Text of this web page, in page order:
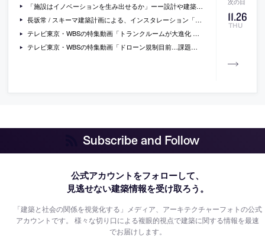
11.26
THU
「施設はイノベーションを生み出せるか」ーー設計や建築について「ビジネス」という視点で学ぶことができる書籍『施設参謀』プレビュー（1）
長坂常 / スキーマ建築計画による、インスタレーション「boingboing」
テレビ東京・WBSの特集動画「トランクルームが大進化 そのワケは…」
テレビ東京・WBSの特集動画「ドローン規制目前…課題は！？」
Subscribe and Follow
公式アカウントをフォローして、
見逃せない建築情報を受け取ろう。
「建築と社会の関係を視覚化する」メディア、アーキテクチャーフォトの公式
アカウントです。様々な切り口による複眼的視点で建築に関する情報を最速
でお届けします。